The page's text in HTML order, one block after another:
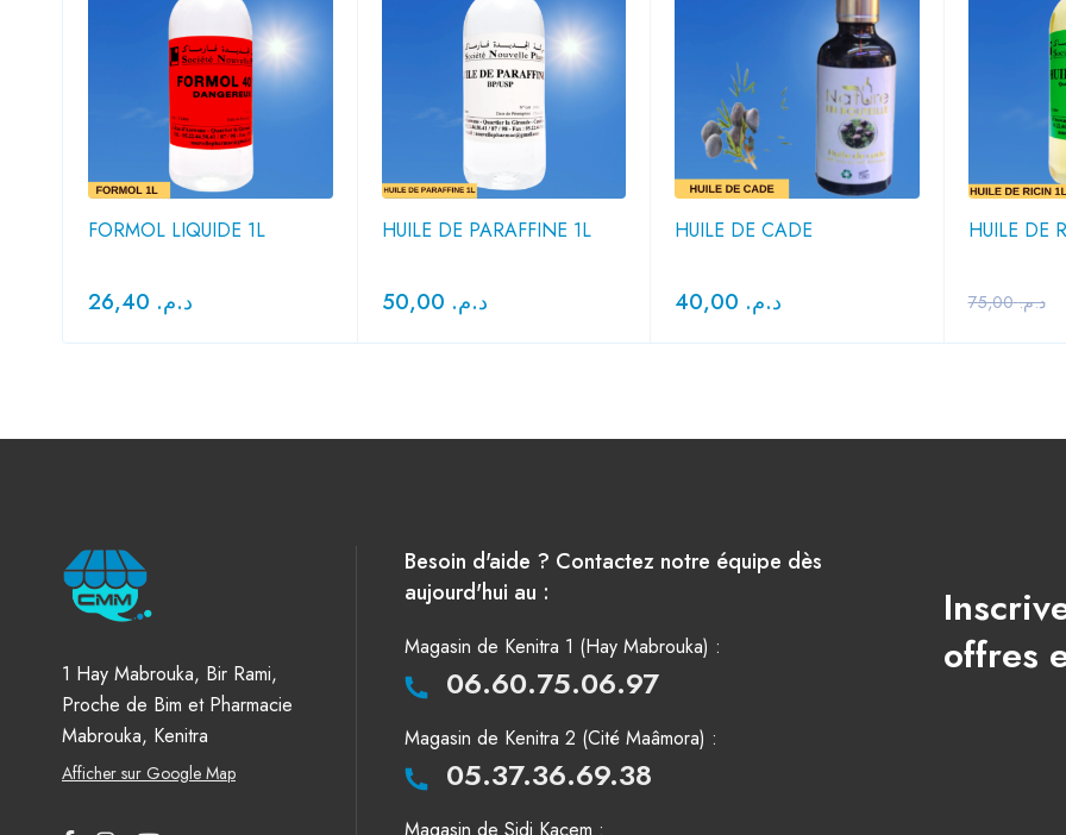
FORMOL LIQUIDE 1L
د.م.
HUILE DE PARAFFINE 1L
د.م.
HUILE DE CADE
د.م.
HUILE DE
د.م.75,00
1 Hay Mabrouka, Bir Rami,
Proche de Bim et Pharmacie
Mabrouka, Kenitra
Afficher sur Google Map
Besoin d'aide ? Contactez notre équipe dès
aujourd'hui au :
Magasin de Kenitra 1 (Hay Mabrouka) :
06.60.75.06.97
Magasin de Kenitra 2 (Cité Maâmora) :
05.37.36.69.38
Magasin de Sidi Kacem :
offres